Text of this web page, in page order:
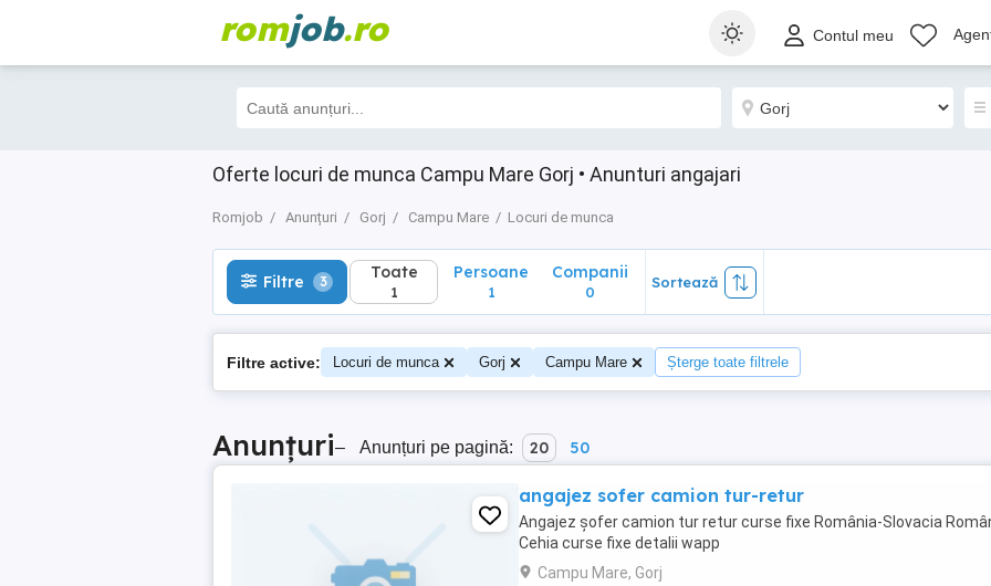
romjob.ro Contul meu
Oferte locuri de munca Campu Mare Gorj • Anunturi angajari
Romjob Anunțuri Gorj Campu Mare Locuri de munca
Filtre 3 Toate
1
Filtre 3 Toate
1
Persoane
1
Companii
0
Sortează
Filtre active: Locuri de munca Gorj Campu Mare Șterge toate filtrele
Anunțuri– Anunțuri pe pagină: 20 50
angajez sofer camion tur-retur
Angajez șofer camion tur retur curse fixe România-Slovacia
Cehia curse fixe detalii wapp
Campu Mare, Gorj